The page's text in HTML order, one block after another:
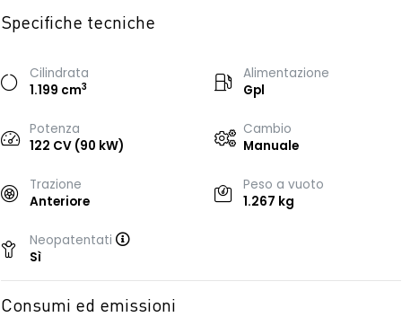
Specifiche tecniche
Cilindrata
1.199 cm3
Alimentazione
Gpl
Potenza
122 CV (90 kW)
Cambio
Manuale
Trazione
Anteriore
Peso a vuoto
1.267 kg
Neopatentati
Sì
Consumi ed emissioni